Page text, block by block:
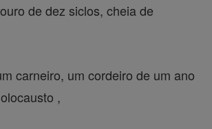
de dez siclos, cheia de
carneiro, um cordeiro de um ano
,